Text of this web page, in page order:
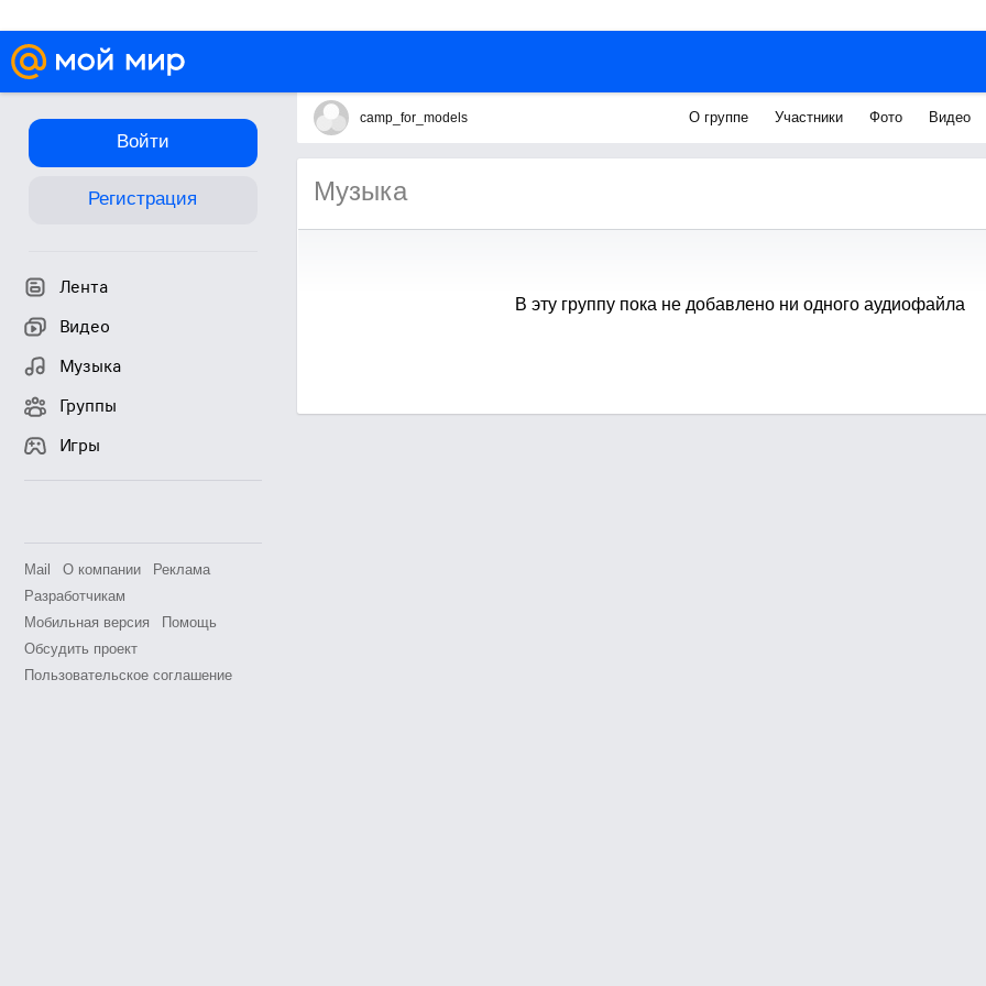
Войти
Регистрация
Лента
Видео
Музыка
Группы
Игры
Mail О компании
Реклама
Разработчикам
Мобильная версия
Помощь
Обсудить проект
Пользовательское соглашение
camp_for_models О группе Участники Фото Видео
Музыка
В эту группу пока не добавлено ни одного аудиофайла